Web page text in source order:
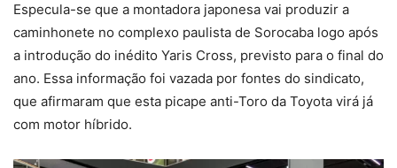
Especula-se que a montadora japonesa vai produzir a
caminhonete no complexo paulista de Sorocaba logo após
a introdução do inédito Yaris Cross, previsto para o final do
ano. Essa informação foi vazada por fontes do sindicato,
que afirmaram que esta picape anti-Toro da Toyota virá já
com motor híbrido.